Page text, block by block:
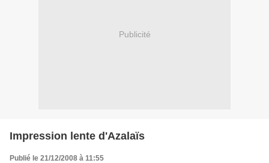
Publicité
Impression lente d'Azalaïs
Publié le 21/12/2008 à 11:55